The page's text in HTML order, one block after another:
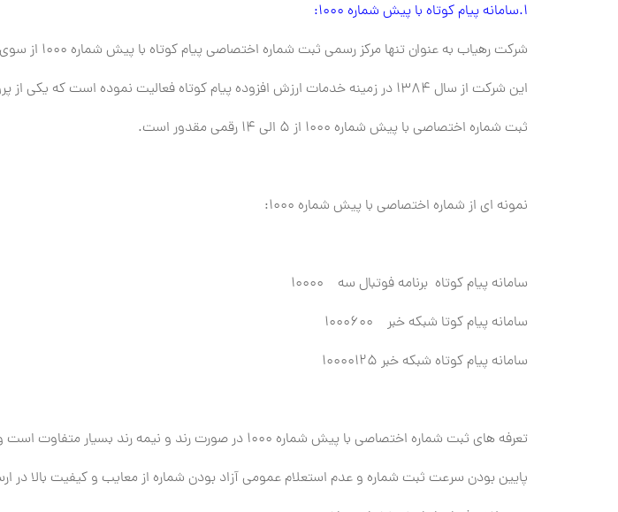
1.سامانه پیام کوتاه با پیش شماره 1000:
شرکت رهیاب به عنوان تنها مرکز رسمی ثبت شماره اختصاصی پیام کوتاه با پیش شماره 1000 از سوی شرکت ارتباطات سایر منتخب شده است.
این شرکت از سال 1384 در زمینه خدمات ارزش افزوده پیام کوتاه فعالیت نموده است که یکی از پرووایدر های اصلی پیامک می باشد.
ثبت شماره اختصاصی با پیش شماره 1000 از 5 الی 14 رقمی مقدور است.
نمونه ای از شماره اختصاصی با پیش شماره 1000:
سامانه پیام کوتاه برنامه فوتبال سه 10000
سامانه پیام کوتا شبکه خبر 1000600
سامانه پیام کوتاه شبکه خبر 10000125
تعرفه های ثبت شماره اختصاصی با پیش شماره 1000 در صورت رند و نیمه رند بسیار متفاوت است و قیمت نهایی پس از بررسی این شرکت اعلام می شود.
پایین بودن سرعت ثبت شماره و عدم استعلام عمومی آزاد بودن شماره از معایب و کیفیت بالا در